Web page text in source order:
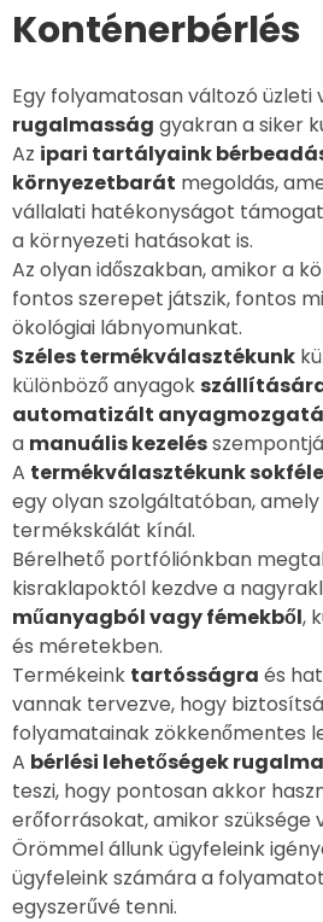
Konténerbérlés
Egy folyamatosan változó üzleti
rugalmasság gyakran a siker
Az ipari tartályaink
környezetbarát megoldás,
vállalati hatékonyságot
a környezeti hatásokat is.
Az olyan időszakban, amikor a
fontos szerepet játszik, fontos
ökológiai lábnyomunkat.
Széles termékválasztékunk
különböző anyagok
automatizált
a manuális kezelés
A termékválasztékunk
egy olyan szolgáltatóban, amely
termékskálát kínál.
Bérelhető portfóliónkban
kisraklapoktól kezdve a
műanyagból vagy fémekből,
és méretekben.
Termékeink tartósságra és
vannak tervezve, hogy
folyamatainak zökkenőmentes
A bérlési lehetőségek
teszi, hogy pontosan akkor
erőforrásokat, amikor szüksége
Örömmel állunk ügyfeleink
ügyfeleink számára a
egyszerűvé tenni.